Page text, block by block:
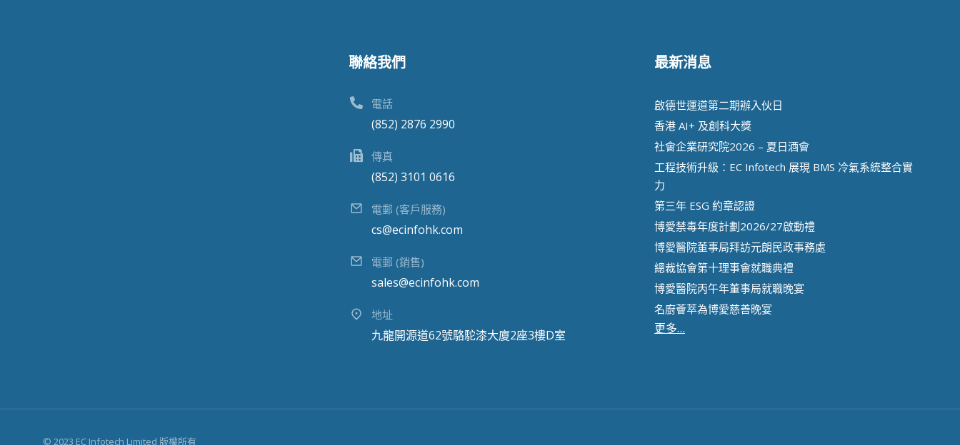
聯絡我們
電話
(852) 2876 2990
傳真
(852) 3101 0616
電郵 (客戶服務)
cs@ecinfohk.com
電郵 (銷售)
sales@ecinfohk.com
地址
九龍開源道62號駱駝漆大廈2座3樓D室
最新消息
啟德世運道第二期辦⼊伙⽇
香港 AI+ 及創科⼤獎
社會企業研究院2026 – 夏日酒會
工程技術升級：EC Infotech 展現 BMS 冷氣系統整合實
力
第三年 ESG 約章認證
博愛禁毒年度計劃2026/27啟動禮
博愛醫院董事局拜訪元朗民政事務處
總裁協會第十理事會就職典禮
博愛醫院丙午年董事局就職晚宴
名廚薈萃為博愛慈善晚宴
更多…
© 2023 EC Infotech Limited 版權所有